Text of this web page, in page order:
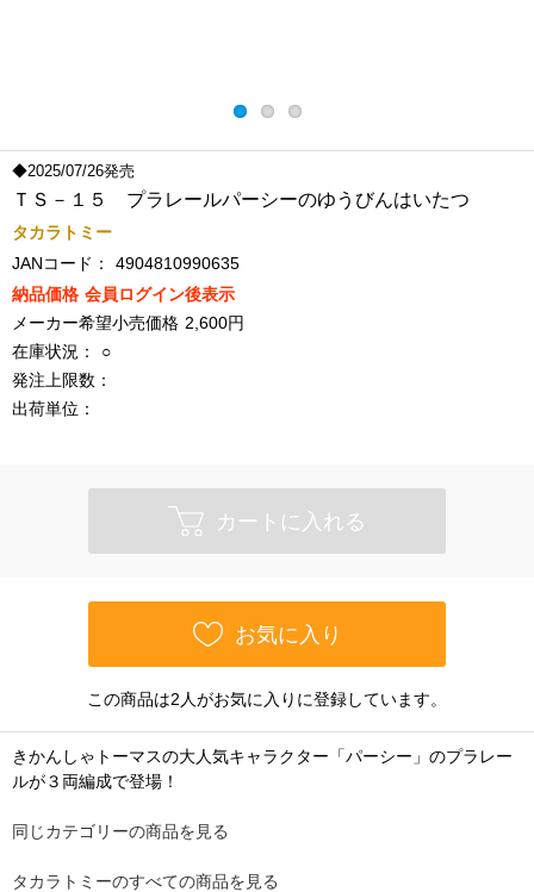
◆2025/07/26発売
ＴＳ－１５ プラレールパーシーのゆうびんはいたつ
タカラトミー
JANコード：
4904810990635
納品価格 会員ログイン後表示
メーカー希望小売価格 2,600円
在庫状況：
○
発注上限数：
出荷単位：
カートに入れる
お気に入り
この商品は2人がお気に入りに登録しています。
きかんしゃトーマスの大人気キャラクター「パーシー」のプラレー
ルが３両編成で登場！
同じカテゴリーの商品を見る
タカラトミーのすべての商品を見る